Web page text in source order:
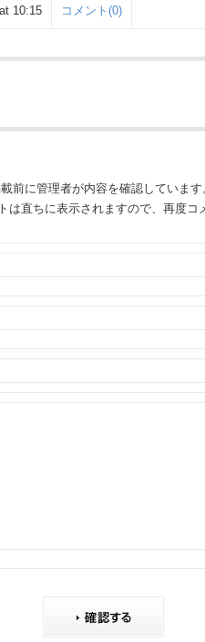
at 10:15 コメント(0)
前に管理者が内容を確認しています
は直ちに表示されますので、再度